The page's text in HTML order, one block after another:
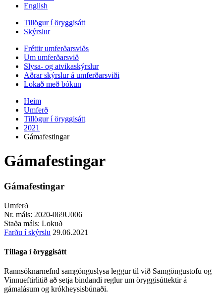
English
Tillögur í öryggisátt
Skýrslur
Fréttir umferðarsviðs
Um umferðarsvið
Slysa- og atvikaskýrslur
Aðrar skýrslur á umferðarsviði
Lokað með bókun
Heim
Umferð
Tillögur í öryggisátt
2021
Gámafestingar
Gámafestingar
Gámafestingar
Umferð
Nr. máls: 2020-069U006
Staða máls: Lokuð
Farðu í skýrslu 29.06.2021
Tillaga í öryggisátt
Rannsóknarnefnd samgönguslysa leggur til við Samgöngustofu og
Vinnueftirlitið að setja bindandi reglur um öryggisúttektir á
gámalásum og krókheysisbúnaði.